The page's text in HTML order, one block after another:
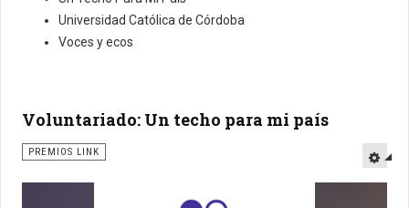
Universidad Católica de Córdoba
Voces y ecos
Voluntariado: Un techo para mi país
PREMIOS LINK